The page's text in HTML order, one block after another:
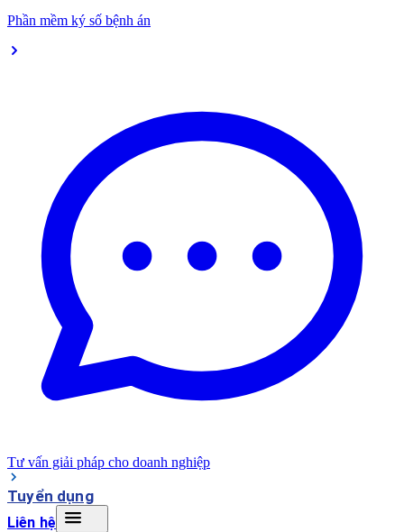
Phần mềm ký số bệnh án
Tư vấn giải pháp cho doanh nghiệp
Tuyển dụng
Liên hệ